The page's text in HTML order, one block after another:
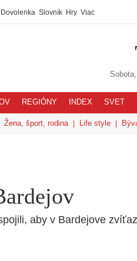
Slovník Hry Viac
REGIÓNY INDEX SVET
Žena, šport, rodina Life style
aby v Bardejove